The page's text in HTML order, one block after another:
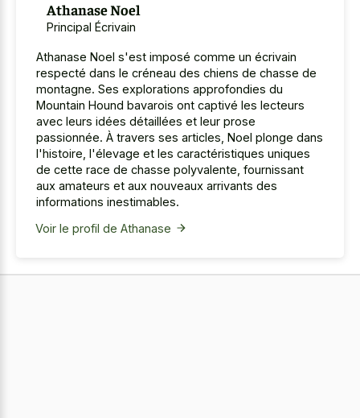
Athanase Noel
Principal Écrivain
Athanase Noel s'est imposé comme un écrivain
respecté dans le créneau des chiens de chasse de
montagne. Ses explorations approfondies du
Mountain Hound bavarois ont captivé les lecteurs
avec leurs idées détaillées et leur prose
passionnée. À travers ses articles, Noel plonge dans
l'histoire, l'élevage et les caractéristiques uniques
de cette race de chasse polyvalente, fournissant
aux amateurs et aux nouveaux arrivants des
informations inestimables.
Voir le profil de Athanase